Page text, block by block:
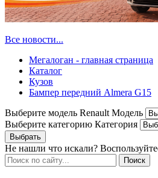
Все новости...
Мегалоган - главная страница
Каталог
Кузов
Бампер передний Almera G15
Выберите модель Renault Модель
Выберите категорию Категория
Не нашли что искали?